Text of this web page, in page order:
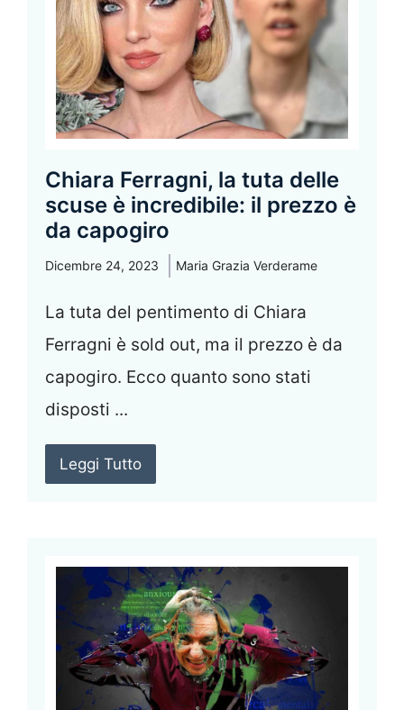
Chiara Ferragni, la tuta delle
scuse è incredibile: il prezzo è
da capogiro
Dicembre 24, 2023 Maria Grazia Verderame
La tuta del pentimento di Chiara
Ferragni è sold out, ma il prezzo è da
capogiro. Ecco quanto sono stati
disposti ...
Leggi Tutto